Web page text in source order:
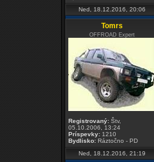
Ned, 18.12.2016, 20:06
Tomrs
OFFROAD Expert
Registrovaný: Štv,
05.10.2006, 13:24
Príspevky: 1210
Bydlisko: Ráztočno - PD
Ned, 18.12.2016, 21:19